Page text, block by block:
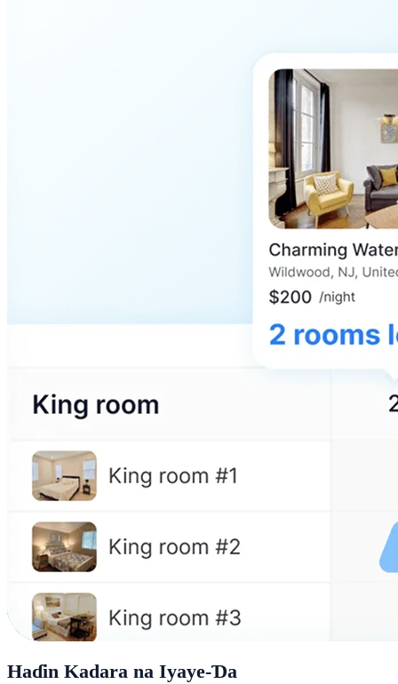
Haɗin Kadara na Iyaye-Ɗa